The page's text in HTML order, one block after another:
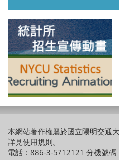
本網站著作權屬於國立陽明交通
詳見使用規則。
電話：886-3-5712121 分機號